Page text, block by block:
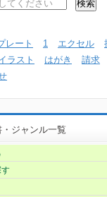
レート 1 エクセル
ラスト はがき
請求
ジャンル一覧